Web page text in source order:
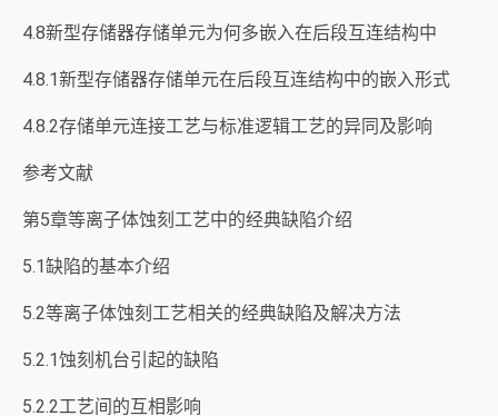
4.8新型存储器存储单元为何多嵌入在后段互连结构中
4.8.1新型存储器存储单元在后段互连结构中的嵌入形式
4.8.2存储单元连接工艺与标准逻辑工艺的异同及影响
参考文献
第5章等离子体蚀刻工艺中的经典缺陷介绍
5.1缺陷的基本介绍
5.2等离子体蚀刻工艺相关的经典缺陷及解决方法
5.2.1蚀刻机台引起的缺陷
5.2.2工艺间的互相影响